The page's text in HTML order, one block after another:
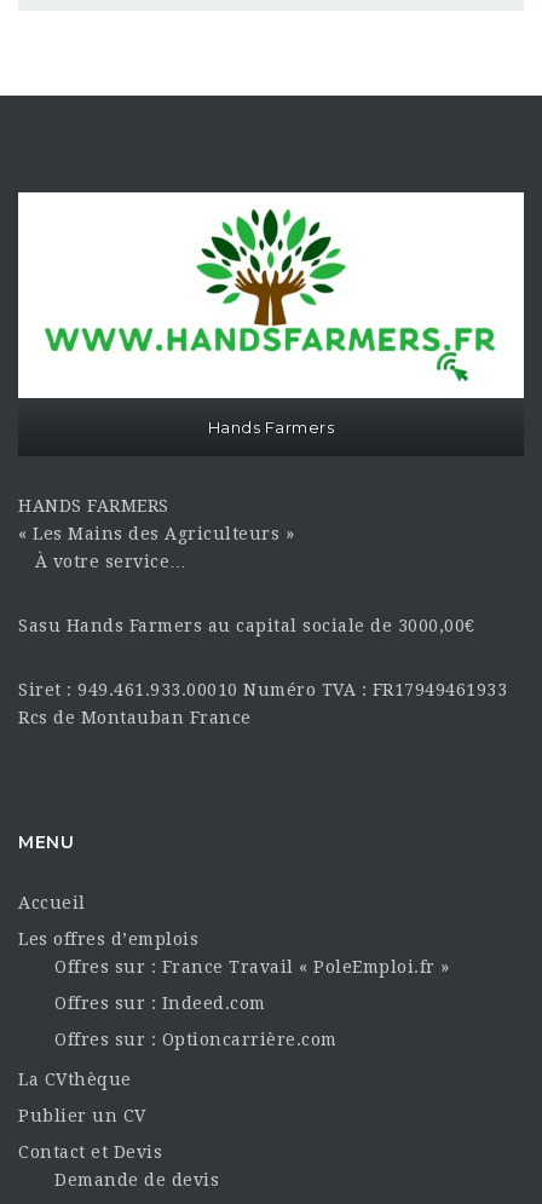
Hands Farmers
HANDS FARMERS
« Les Mains des Agriculteurs »
À votre service…
Sasu Hands Farmers au capital sociale de 3000,00€
Siret : 949.461.933.00010 Numéro TVA : FR17949461933
Rcs de Montauban France
MENU
Accueil
Les offres d’emplois
Offres sur : France Travail « PoleEmploi.fr »
Offres sur : Indeed.com
Offres sur : Optioncarrière.com
La CVthèque
Publier un CV
Contact et Devis
Demande de devis